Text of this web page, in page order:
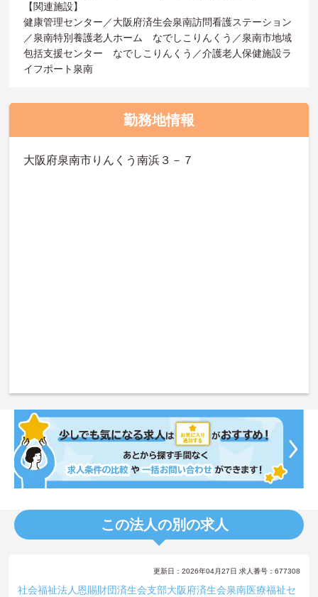
【関連施設】
健康管理センター／大阪府済生会泉南訪問看護ステーション
／泉南特別養護老人ホーム なでしこりんくう／泉南市地域
包括支援センター なでしこりんくう／介護老人保健施設ラ
イフポート泉南
勤務地情報
大阪府泉南市りんくう南浜３－７
この法人の別の求人
更新日：2026年04月27日 求人番号：677308
社会福祉法人恩賜財団済生会支部大阪府済生会泉南医療福祉セ